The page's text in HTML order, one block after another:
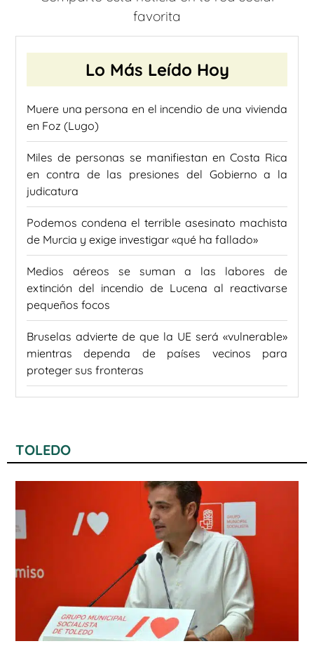
favorita
Lo Más Leído Hoy
Muere una persona en el incendio de una vivienda
en Foz (Lugo)
Miles de personas se manifiestan en Costa Rica
en contra de las presiones del Gobierno a la
judicatura
Podemos condena el terrible asesinato machista
de Murcia y exige investigar «qué ha fallado»
Medios aéreos se suman a las labores de
extinción del incendio de Lucena al reactivarse
pequeños focos
Bruselas advierte de que la UE será «vulnerable»
mientras dependa de países vecinos para
proteger sus fronteras
TOLEDO